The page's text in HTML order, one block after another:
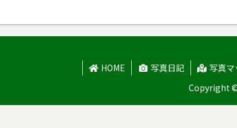
HOME 写真日記 写真
Copyright ©